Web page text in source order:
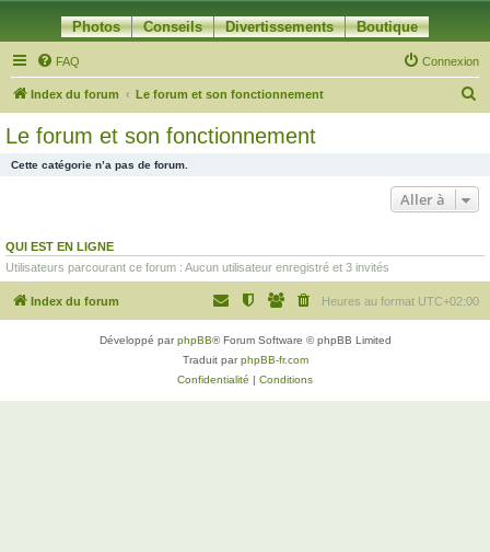
Photos Conseils Divertissements Boutique
FAQ Connexion
Index du forum Le forum et son fonctionnement
e
Le forum et son fonctionnement
Cette catégorie n’a pas de forum.
Aller à
QUI EST EN LIGNE
Utilisateurs parcourant ce forum : Aucun utilisateur enregistré et 3 invités
Index du forum Heures au format UTC+02:00
Développé parphpBB® Forum Software © phpBB Limited
Traduit parphpBB-fr.com
Confidentialité | Conditions